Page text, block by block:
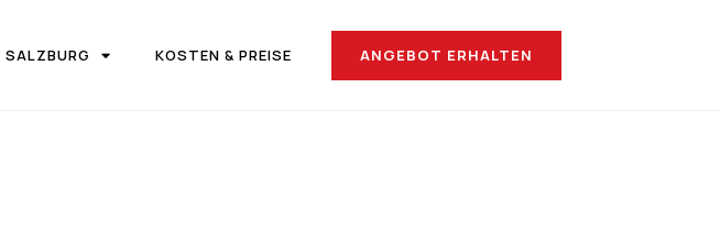
SALZBURG KOSTEN & PREISE ANGEBOT ERHALTEN